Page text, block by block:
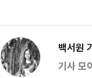
백서원
기사 모